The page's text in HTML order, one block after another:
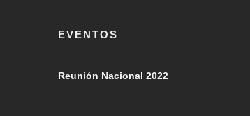
EVENTOS
Reunión Nacional 2022